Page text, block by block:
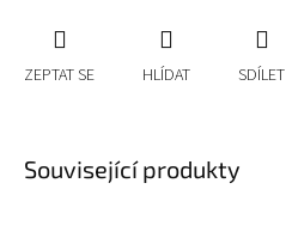
ZEPTAT SE HLÍDAT SDÍLET
Související produkty